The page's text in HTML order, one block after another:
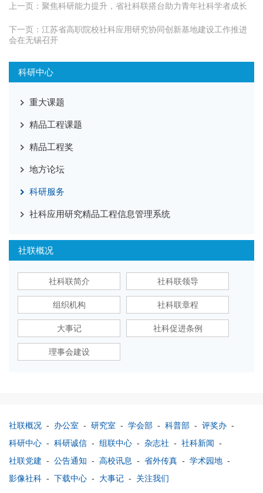
上一页： 聚焦科研能力提升，省社科联搭台助力青年社科学者成长
下一页： 江苏省高职院校社科应用研究协同创新基地建设工作推进
会在无锡召开
科研中心
重大课题
精品工程课题
精品工程奖
地方论坛
科研服务
社科应用研究精品工程信息管理系统
社联概况
社科联简介 社科联领导
组织机构 社科联章程
大事记 社科促进条例
理事会建设
社联概况 - 办公室 - 研究室 - 学会部 - 科普部 - 评奖办 -
科研中心 - 科研诚信 - 组联中心 - 杂志社 - 社科新闻 -
社联党建 - 公告通知 - 高校讯息 - 省外传真 - 学术园地 -
影像社科 - 下载中心 - 大事记 - 关注我们